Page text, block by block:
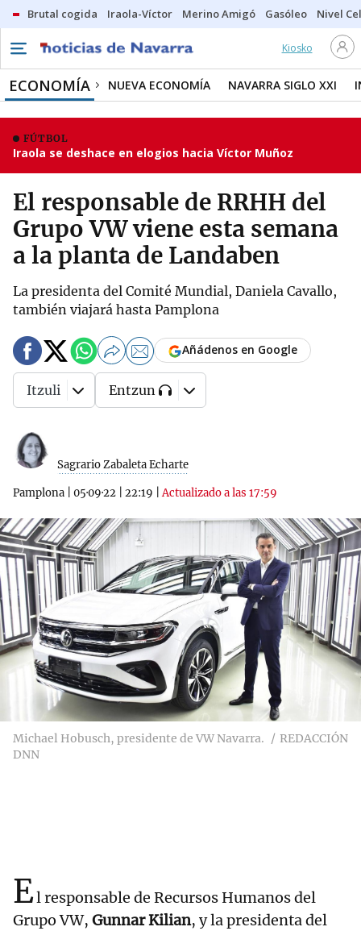
Brutal cogida Iraola-Víctor Merino Amigó Gasóleo Nivel
Kiosko
ECONOMÍA NUEVA ECONOMÍA NAVARRA SIGLO XXI
FÚTBOL
Iraola se deshace en elogios hacia Víctor Muñoz
El responsable de RRHH del
Grupo VW viene esta semana
a la planta de Landaben
La presidenta del Comité Mundial, Daniela Cavallo,
también viajará hasta Pamplona
Sagrario Zabaleta Echarte
Pamplona 05·09·22 22:19 |Actualizado a las 17:59
Añádenos en Google
Itzuli Entzun
Michael Hobusch, presidente de VW Navarra.
REDACCIÓN
DNN
El responsable de Recursos Humanos del
Grupo VW, Gunnar Kilian, y la presidenta del